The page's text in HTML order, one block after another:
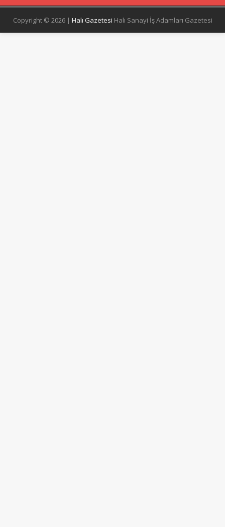
Copyright © 2026 | Halı Gazetesi Halı Sanayi İş Adamları Gazetesi